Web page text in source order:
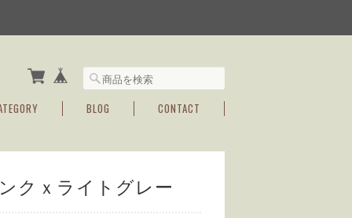
BLOG CONTACT
ｘライトグレー